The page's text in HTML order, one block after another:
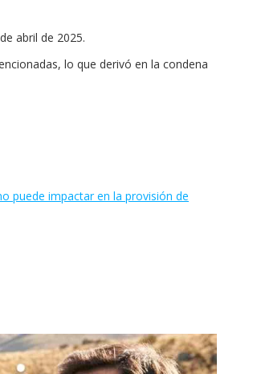
abril de 2025.
lo que derivó en la condena
puede impactar en la provisión de